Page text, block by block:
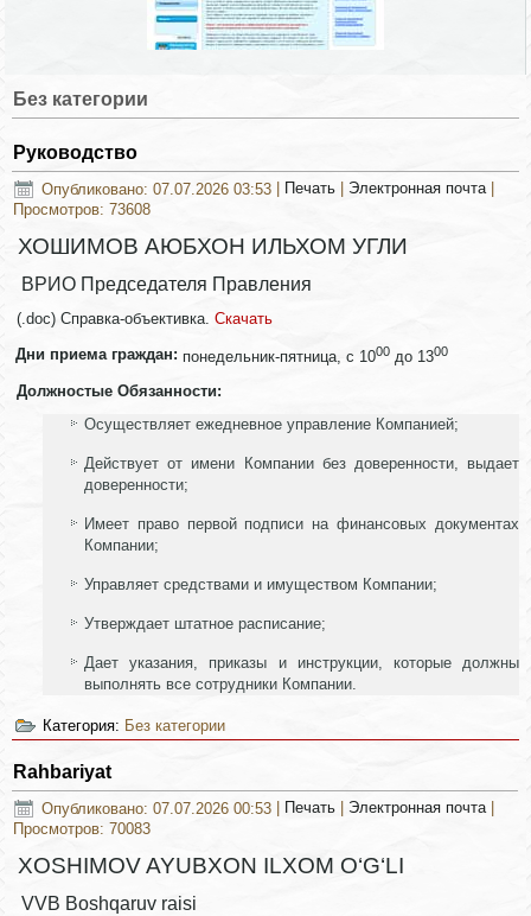
Без категории
Руководство
Опубликовано: 07.07.2026 03:53 Печать Электронная почта
Просмотров: 73608
ХОШИМОВ АЮБХОН ИЛЬХОМ УГЛИ
ВРИО Председателя Правления
(.doc) Справка-объективка.Скачать
Дни приема граждан: понедельник-пятница, с 1000 до 1300
Должностые Обязанности:
Осуществляет ежедневное управление Компанией;
Действует от имени Компании без доверенности, выдает
доверенности;
Имеет право первой подписи на финансовых документах
Компании;
Управляет средствами и имуществом Компании;
Утверждает штатное расписание;
Дает указания, приказы и инструкции, которые должны
выполнять все сотрудники Компании.
Категория: Без категории
Rahbariyat
Опубликовано: 07.07.2026 00:53 Печать Электронная почта
Просмотров: 70083
XOSHIMOV AYUBXON ILXOM O‘G‘LI
VVB Boshqaruv raisi